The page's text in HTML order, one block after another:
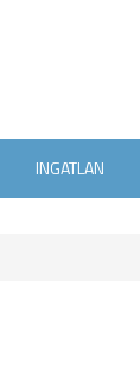
INGATLAN